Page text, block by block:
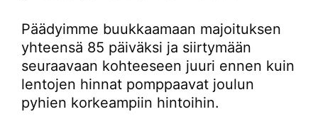
Päädyimme buukkaamaan majoituksen
yhteensä 85 päiväksi ja siirtymään
seuraavaan kohteeseen juuri ennen kuin
lentojen hinnat pomppaavat joulun
pyhien korkeampiin hintoihin.